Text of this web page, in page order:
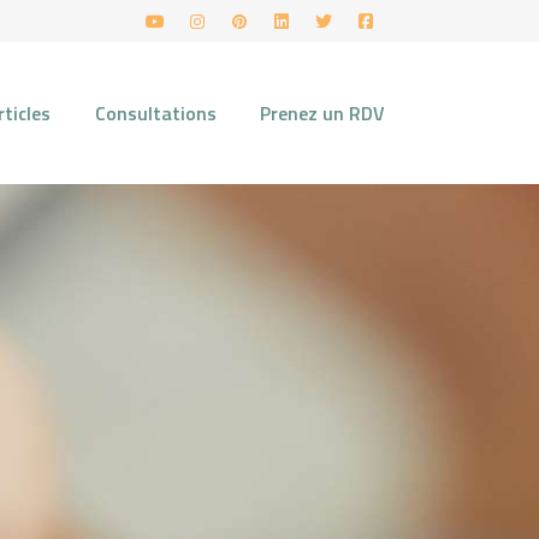
Consultations Prenez un RDV